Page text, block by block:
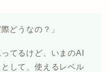
どうなの？」
てるけど、いまのAI
して、使えるレベル